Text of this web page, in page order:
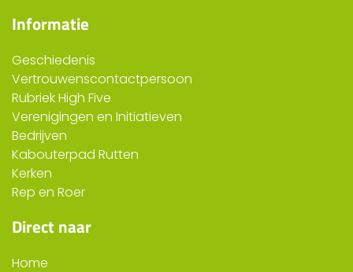
Informatie
Geschiedenis
Vertrouwenscontactpersoon
Rubriek High Five
Verenigingen en Initiatieven
Bedrijven
Kabouterpad Rutten
Kerken
Rep en Roer
Direct naar
Home